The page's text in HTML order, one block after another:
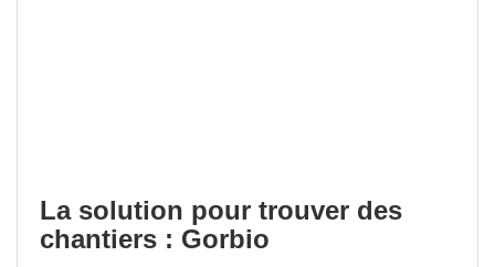
La solution pour trouver des
chantiers : Gorbio